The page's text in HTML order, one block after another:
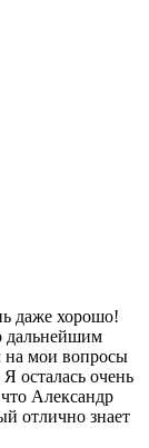
даже хорошо!
дальнейшим
на мои вопросы
осталась очень
Александр
отлично знает